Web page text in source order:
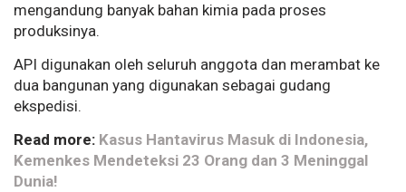
mengandung banyak bahan kimia pada proses
produksinya.
API digunakan oleh seluruh anggota dan merambat ke
dua bangunan yang digunakan sebagai gudang
ekspedisi.
Read more: Kasus Hantavirus Masuk di Indonesia,
Kemenkes Mendeteksi 23 Orang dan 3 Meninggal
Dunia!